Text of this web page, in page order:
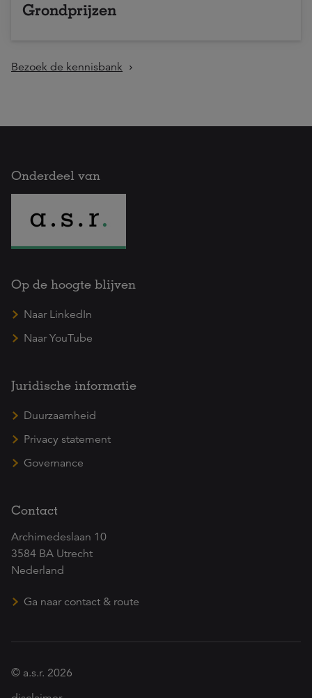
Grondprijzen
Bezoek de kennisbank
Onderdeel van
Op de hoogte blijven
Naar LinkedIn
Naar YouTube
Juridische informatie
Duurzaamheid
Privacy statement
Governance
Contact
Archimedeslaan 10
3584 BA Utrecht
Nederland
Ga naar contact & route
© a.s.r. 2026